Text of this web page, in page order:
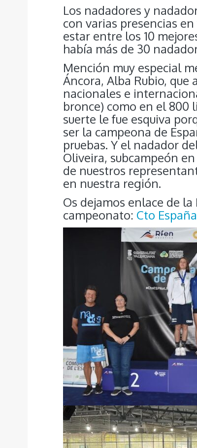
Los nadadores y
con varias presencias
estar entre los 10
había más de 30
Mención muy especial
Áncora, Alba Rubio, que
nacionales e
bronce) como en el 800
suerte le fue esquiva
ser la campeona de
pruebas. Y el nadador
Oliveira, subcampeón
de nuestros
en nuestra región.
Os dejamos enlace de
campeonato: Cto